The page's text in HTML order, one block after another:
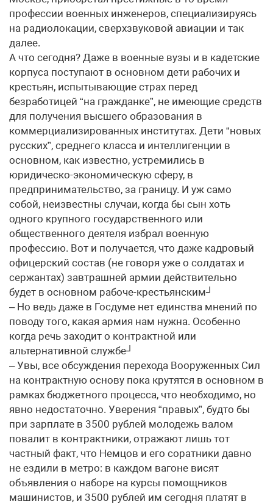
профессии военных инженеров, специализируясь
на радиолокации, сверхзвуковой авиации и так
далее.
А что сегодня? Даже в военные вузы и в кадетские
корпуса поступают в основном дети рабочих и
крестьян, испытывающие страх перед
безработицей “на гражданке”, не имеющие средств
для получения высшего образования в
коммерциализированных институтах. Дети “новых
русских”, среднего класса и интеллигенции в
основном, как известно, устремились в
юридическо-экономическую сферу, в
предпринимательство, за границу. И уж само
собой, неизвестны случаи, когда бы сын хоть
одного крупного государственного или
общественного деятеля избрал военную
профессию. Вот и получается, что даже кадровый
офицерский состав (не говоря уже о солдатах и
сержантах) завтрашней армии действительно
будет в основном рабоче-крестьянским┘
– Но ведь даже в Госдуме нет единства мнений по
поводу того, какая армия нам нужна. Особенно
когда речь заходит о контрактной или
альтернативной службе┘
– Увы, все обсуждения перехода Вооруженных Сил
на контрактную основу пока крутятся в основном в
рамках бюджетного процесса, что необходимо, но
явно недостаточно. Уверения “правых”, будто бы
при зарплате в 3500 рублей молодежь валом
повалит в контрактники, отражают лишь тот
частный факт, что Немцов и его соратники давно
не ездили в метро: в каждом вагоне висят
объявления о наборе на курсы помощников
машинистов, и 3500 рублей им сегодня платят в